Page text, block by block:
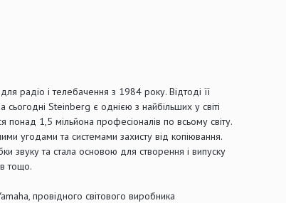
радіо і телебачення з 1984 року. Відтоді її
Steinberg є однією з найбільших у світі
понад 1,5 мільйона професіоналів по всьому світу.
угодами та системами захисту від копіювання.
звуку та стала основою для створення і випуску
тощо.
провідного світового виробника